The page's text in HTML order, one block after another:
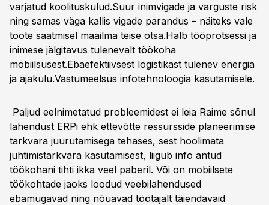
varjatud koolituskulud.Suur inimvigade ja varguste risk
ning samas väga kallis vigade parandus – näiteks vale
toote saatmisel maailma teise otsa.Halb tööprotsessi ja
inimese jälgitavus tulenevalt töökoha
mobiilsusest.Ebaefektiivsest logistikast tulenev energia
ja ajakulu.Vastumeelsus infotehnoloogia kasutamisele.
Paljud eelnimetatud probleemidest ei leia Raime sõnul
lahendust ERPi ehk ettevõtte ressursside planeerimise
tarkvara juurutamisega tehases, sest hoolimata
juhtimistarkvara kasutamisest, liigub info antud
töökohani tihti ikka veel paberil. Või on mobiilsete
töökohtade jaoks loodud veebilahendused
ebamugavad ning nõuavad töötajalt täiendavaid